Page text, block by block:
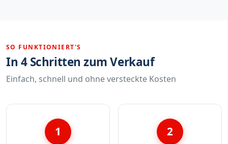
SO FUNKTIONIERT'S
In 4 Schritten zum Verkauf
Einfach, schnell und ohne versteckte Kosten
1 2